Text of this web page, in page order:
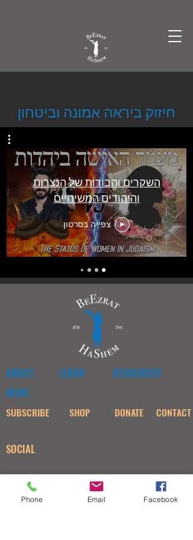
חיזוק ביראה אמונה וביטחון
השקרים והבורות של הנצרות
והיהודים המשיחיים
צפייה בסרטון
ABOUT LEARN
RESOURCES
MORE
DONATE
SHOP
SUBSCRIBE CONTACT
SOCIAL
Phone Email Facebook